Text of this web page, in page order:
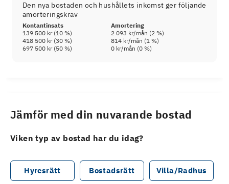
Den nya bostaden och hushållets inkomst ger följande
amorteringskrav
Kontantinsats
Amortering
139 500 kr(10 %) 2 093 kr/mån (2 %)
418 500 kr(30 %) 814 kr/mån (1 %)
697 500 kr(50 %) 0 kr/mån (0 %)
Jämför med din nuvarande bostad
Viken typ av bostad har du idag?
Hyresrätt Bostadsrätt Villa/Radhus